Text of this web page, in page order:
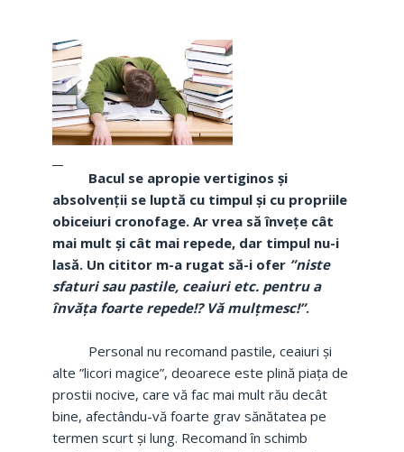
Bacul se apropie vertiginos și
absolvenții se luptă cu timpul și cu propriile
obiceiuri cronofage. Ar vrea să învețe cât
mai mult și cât mai repede, dar timpul nu-i
lasă. Un cititor m-a rugat să-i ofer ”niste
sfaturi sau pastile, ceaiuri etc. pentru a
învăța foarte repede!? Vă mulțmesc!”.
Personal nu recomand pastile, ceaiuri și
alte ”licori magice”, deoarece este plină piața de
prostii nocive, care vă fac mai mult rău decât
bine, afectându-vă foarte grav sănătatea pe
termen scurt și lung. Recomand în schimb